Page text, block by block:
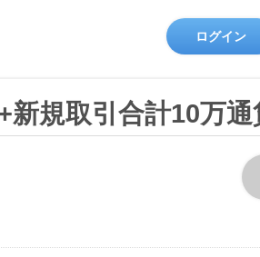
ログイン
規取引合計10万通